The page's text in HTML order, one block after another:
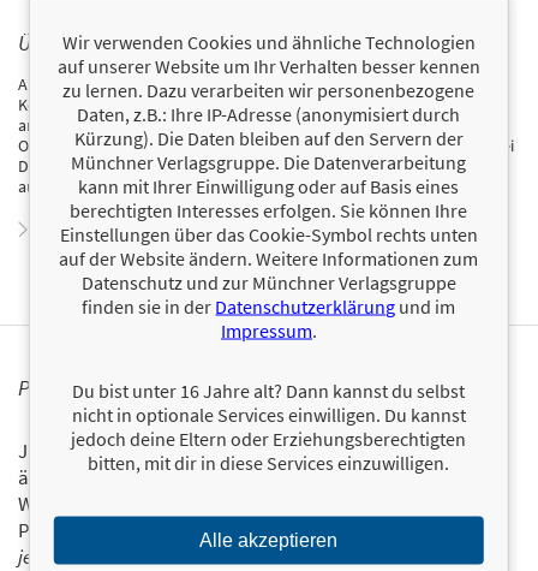
ÜBER ANTONIA BAUER
Antonia Bauer, geboren 1984, studierte Journalistik,
Kommunikationswissenschaft, Amerikanistik und Politikwissenschaft
an der Universität Hamburg. Sie schrieb als freie Autorin für SPIEGEL
ONLINE, Zeit Campus und Zeit Online. Seit 2013 ist sie Redakteurin bei
Dein SPIEGEL. 2014 wurde sie mit dem Ernst-Schneider-Preis
ausgezeichnet.
Zum Profil von Antonia Bauer
PERSONALISIERTE PRODUKTINFORMATIONEN
Ja, ich will über interessante Neuerscheinungen und
ähnliche Produkte informiert werden.
Wir halten Sie per E-Mail auf dem aktuellen Stand über das
Programm der Münchner Verlagsgruppe.
jetzt ein!
Wir verwenden Cookies und ähnliche Technologien
auf unserer Website um Ihr Verhalten besser kennen
zu lernen. Dazu verarbeiten wir personenbezogene
Daten, z.B.: Ihre IP-Adresse (anonymisiert durch
Kürzung). Die Daten bleiben auf den Servern der
Münchner Verlagsgruppe. Die Datenverarbeitung
kann mit Ihrer Einwilligung oder auf Basis eines
berechtigten Interesses erfolgen. Sie können Ihre
Einstellungen über das Cookie-Symbol rechts unten
auf der Website ändern. Weitere Informationen zum
Datenschutz und zur Münchner Verlagsgruppe
finden sie in der Datenschutzerklärung und im
Impressum.
Du bist unter 16 Jahre alt? Dann kannst du selbst
nicht in optionale Services einwilligen. Du kannst
jedoch deine Eltern oder Erziehungsberechtigten
bitten, mit dir in diese Services einzuwilligen.
Alle akzeptieren